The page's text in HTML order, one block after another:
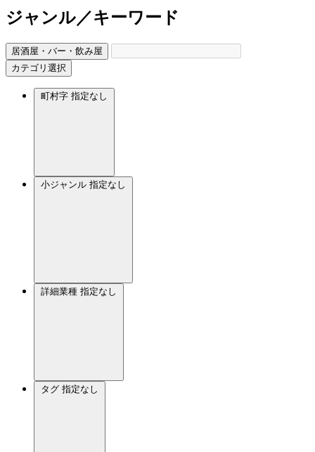
ジャンル／キーワード
居酒屋・バー・飲み屋
カテゴリ選択
町村字 指定なし
小ジャンル 指定なし
詳細業種 指定なし
タグ 指定なし